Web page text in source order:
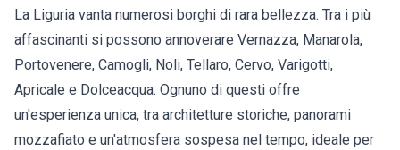
La Liguria vanta numerosi borghi di rara bellezza. Tra i più
affascinanti si possono annoverare Vernazza, Manarola,
Portovenere, Camogli, Noli, Tellaro, Cervo, Varigotti,
Apricale e Dolceacqua. Ognuno di questi offre
un'esperienza unica, tra architetture storiche, panorami
mozzafiato e un'atmosfera sospesa nel tempo, ideale per